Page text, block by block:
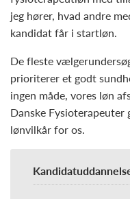
jeg hører, hvad andre
kandidat får i startløn.
De fleste
prioriterer et godt
ingen måde, vores løn
Danske
lønvilkår for os.